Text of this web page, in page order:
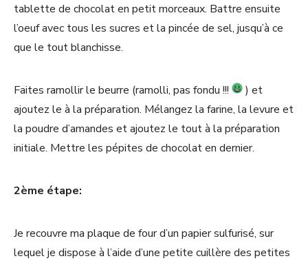
tablette de chocolat en petit morceaux. Battre ensuite
l’oeuf avec tous les sucres et la pincée de sel, jusqu’à ce
que le tout blanchisse.
Faites ramollir le beurre (ramolli, pas fondu !!!
) et
ajoutez le à la préparation. Mélangez la farine, la levure et
la poudre d’amandes et ajoutez le tout à la préparation
initiale. Mettre les pépites de chocolat en dernier.
2ème étape:
Je recouvre ma plaque de four d’un papier sulfurisé, sur
lequel je dispose à l’aide d’une petite cuillère des petites